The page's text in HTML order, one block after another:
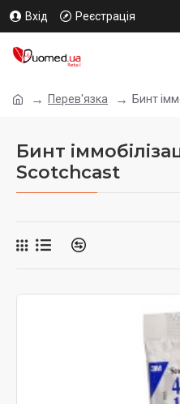
Вхід Реєстрація
Перев'язка Бинт
Бинт
Scotchcast